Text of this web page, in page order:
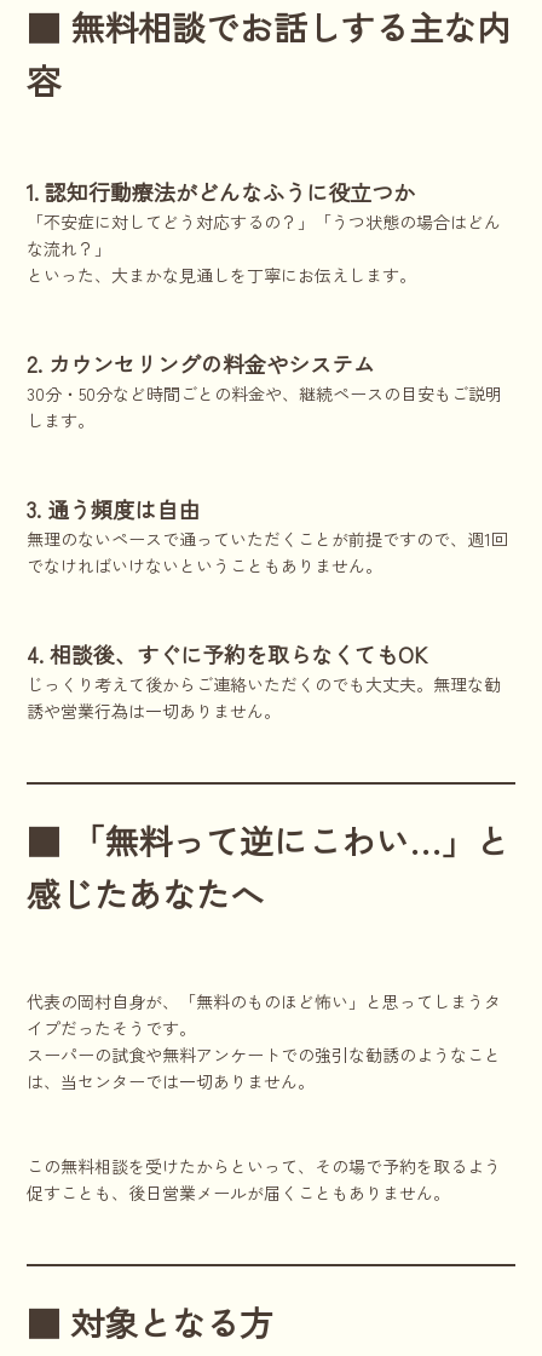
■ 無料相談でお話しする主な内
容
1. 認知行動療法がどんなふうに役立つか
「不安症に対してどう対応するの？」「うつ状態の場合はどん
な流れ？」
といった、大まかな見通しを丁寧にお伝えします。
2. カウンセリングの料金やシステム
30分・50分など時間ごとの料金や、継続ペースの目安もご説明
します。
3. 通う頻度は自由
無理のないペースで通っていただくことが前提ですので、週1回
でなければいけないということもありません。
4. 相談後、すぐに予約を取らなくてもOK
じっくり考えて後からご連絡いただくのでも大丈夫。無理な勧
誘や営業行為は一切ありません。
■ 「無料って逆にこわい…」と
感じたあなたへ
代表の岡村自身が、「無料のものほど怖い」と思ってしまうタ
イプだったそうです。
スーパーの試食や無料アンケートでの強引な勧誘のようなこと
は、当センターでは一切ありません。
この無料相談を受けたからといって、その場で予約を取るよう
促すことも、後日営業メールが届くこともありません。
■ 対象となる方